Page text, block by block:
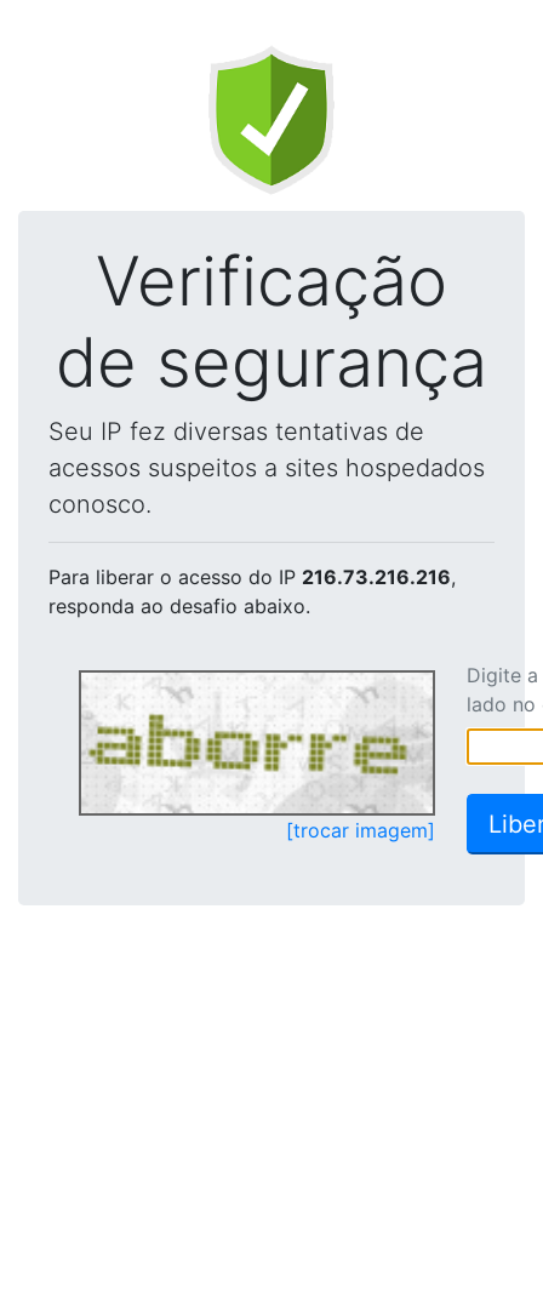
Verificação
de segurança
Seu IP fez diversas tentativas de
acessos suspeitos a sites hospedados
conosco.
Para liberar o acesso do IP 216.73.216.216,
responda ao desafio abaixo.
[trocar imagem]
Digite
lado no